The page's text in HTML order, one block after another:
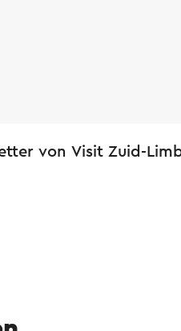
von Visit Zuid-